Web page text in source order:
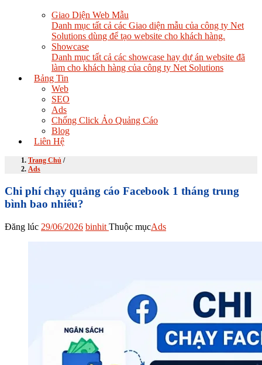
Giao Diện Web Mẫu
Danh mục tất cả các Giao diện mẫu của công ty Net
Solutions dùng để tạo website cho khách hàng.
Showcase
Danh mục tất cả các showcase hay dự án website đã
làm cho khách hàng của công ty Net Solutions
Bảng Tin
Web
SEO
Ads
Chống Click Ảo Quảng Cáo
Blog
Liên Hệ
Trang Chủ /
Ads
Chi phí chạy quảng cáo Facebook 1 tháng trung
bình bao nhiêu?
Đăng lúc 29/06/2026 binhit Thuộc mụcAds